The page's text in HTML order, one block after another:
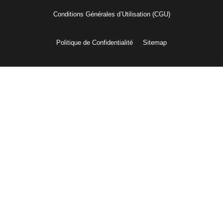
Conditions Générales d’Utilisation (CGU)
Politique de Confidentialité Sitemap